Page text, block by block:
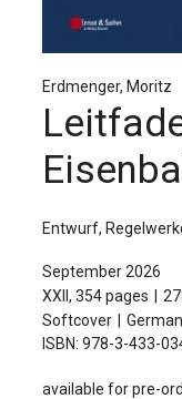
Sprache / Language:
Erdmenger, Moritz
Entwurf,
September 2026
XXII, 354 pages
Softcover
German
ISBN: 978-3-433-
available for pre-